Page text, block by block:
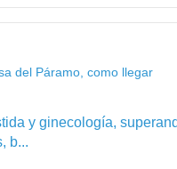
del Páramo, como llegar
y ginecología,
b...